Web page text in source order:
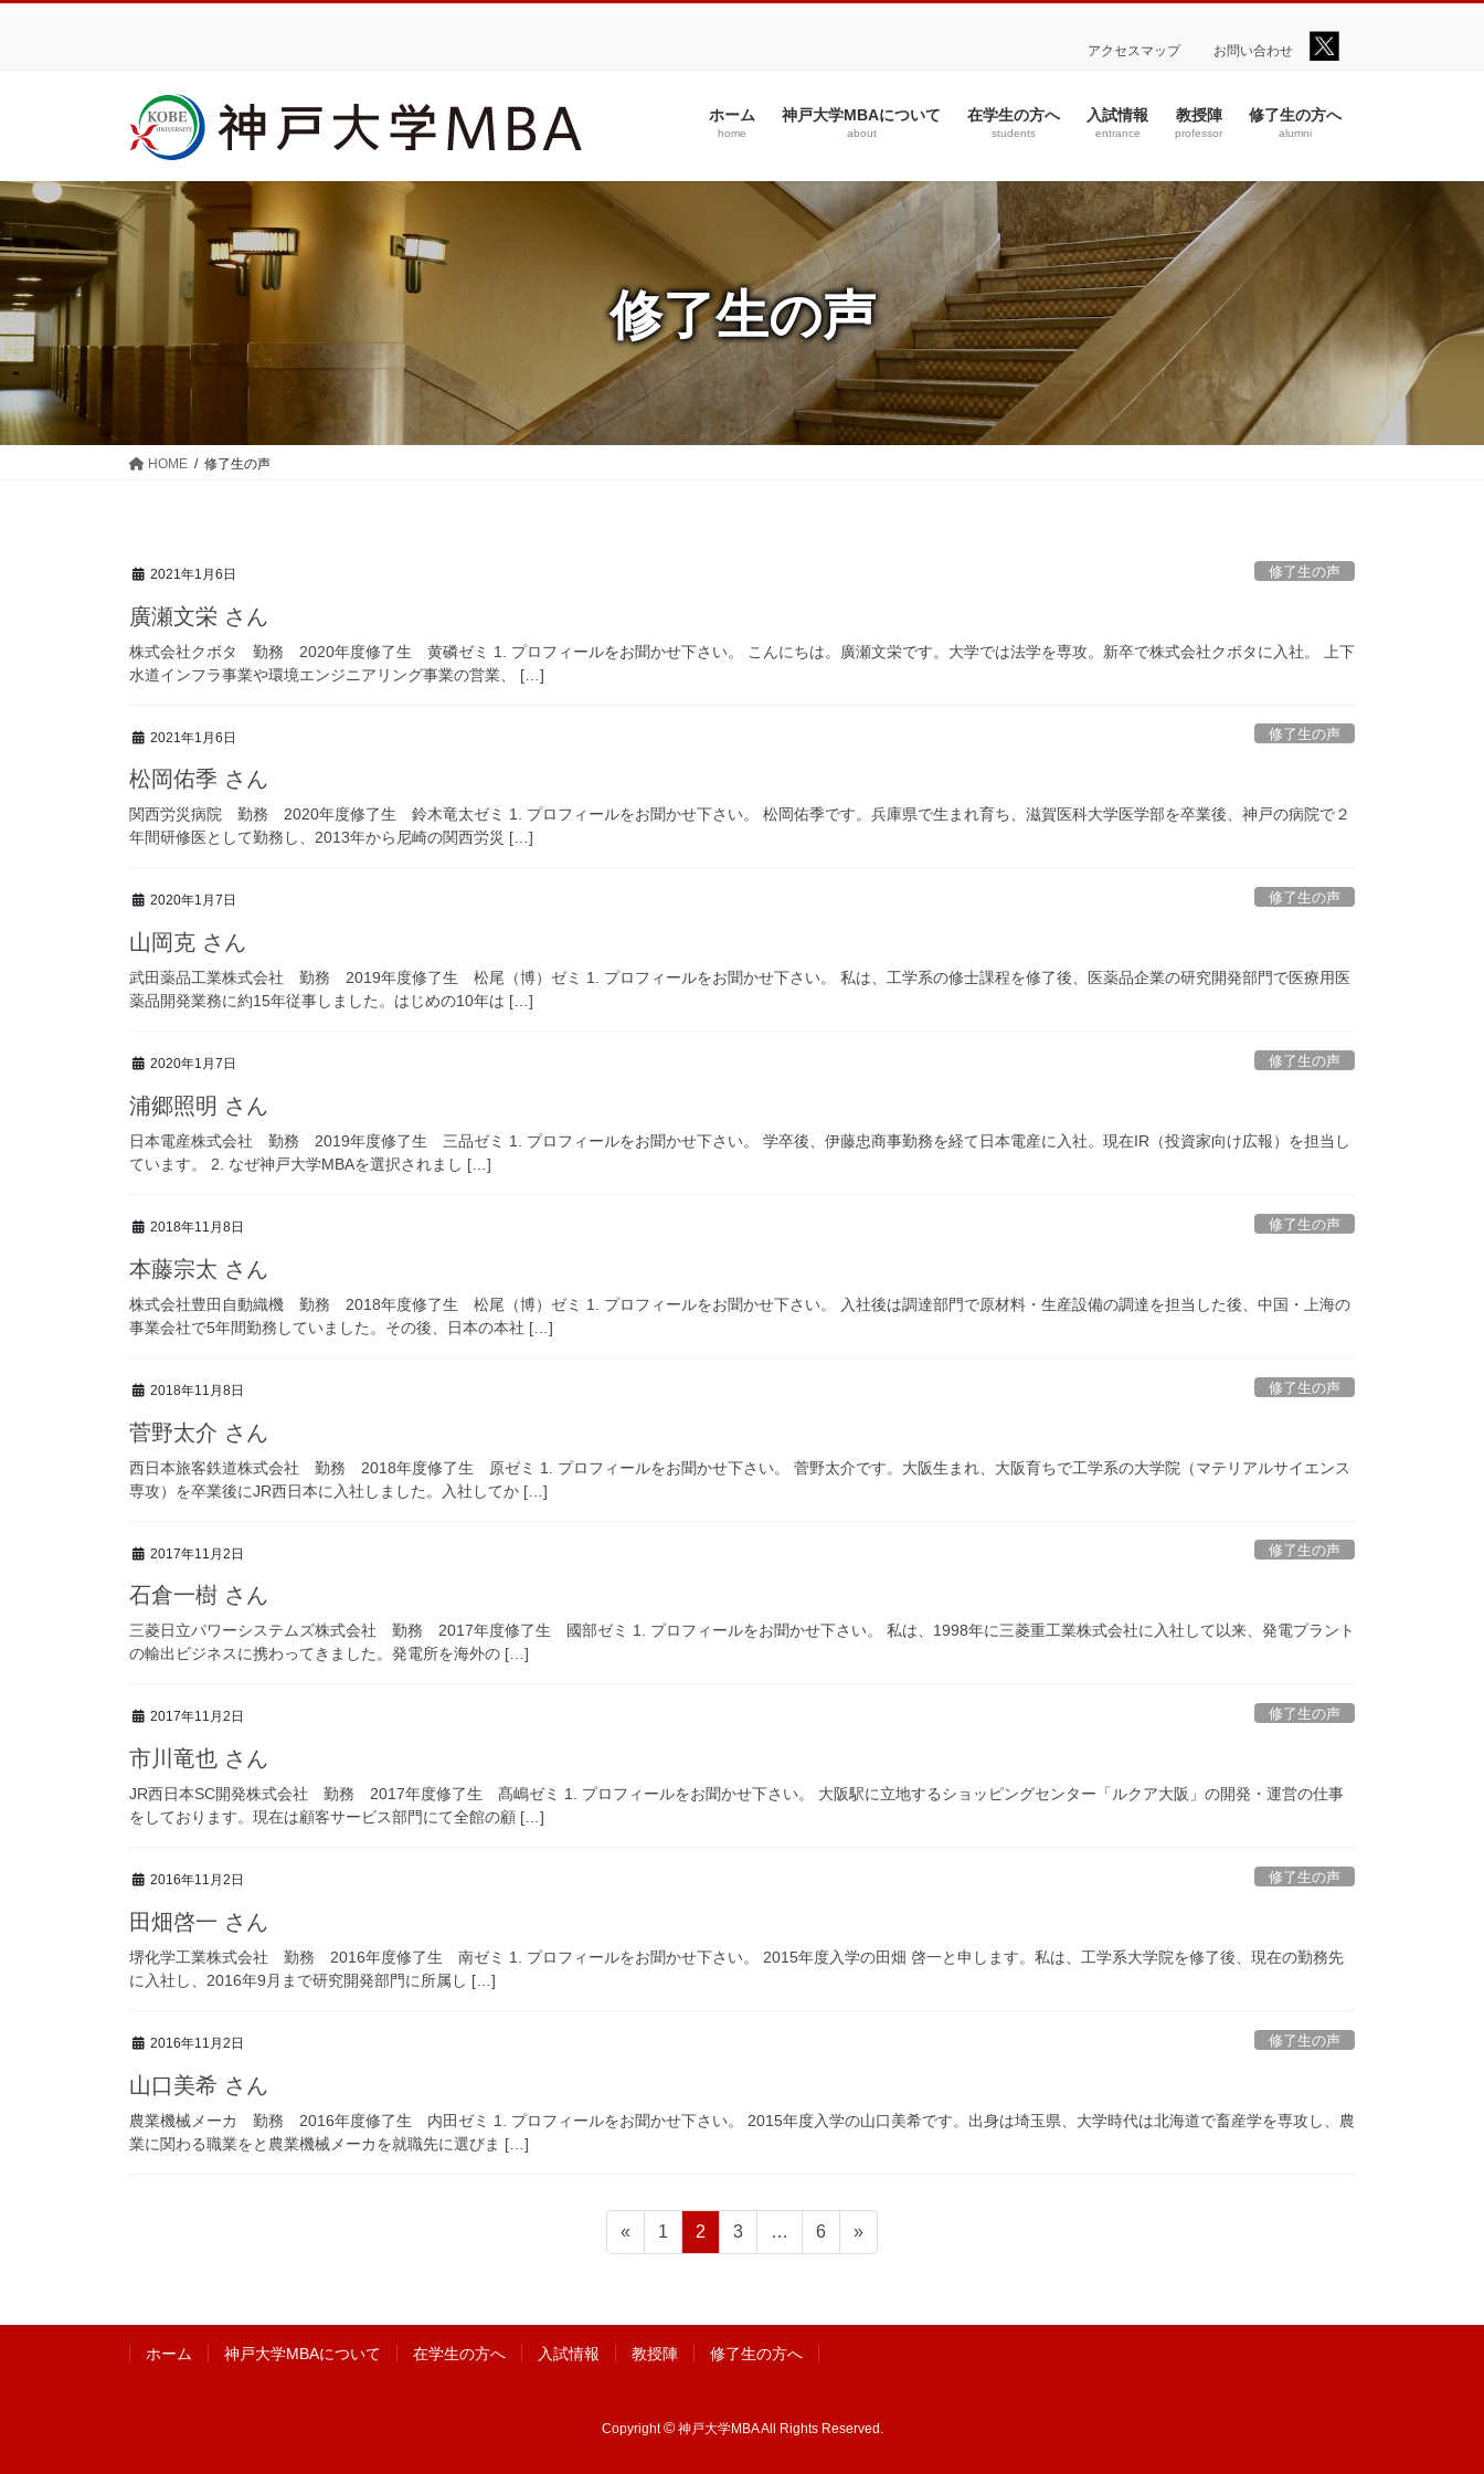
動
に
移
動
アクセスマップ お問い合わせ
ホーム
home
神戸大学MBAについて
about
在学生の方へ
students
入試情報
entrance
教授陣
professor
修了生の方へ
alumni
修了生の声
HOME 修了生の声
2021年1月6日 修了生の声
廣瀬文栄 さん
株式会社クボタ 勤務 2020年度修了生 黄磷ゼミ 1. プロフィールをお聞かせ下さい。 こんにちは。廣瀬文栄です。大学では法学を専攻。新卒で株式会社クボタに入社。 上下
水道インフラ事業や環境エンジニアリング事業の営業、 […]
2021年1月6日 修了生の声
松岡佑季 さん
関西労災病院 勤務 2020年度修了生 鈴木竜太ゼミ 1. プロフィールをお聞かせ下さい。 松岡佑季です。兵庫県で生まれ育ち、滋賀医科大学医学部を卒業後、神戸の病院で２
年間研修医として勤務し、2013年から尼崎の関西労災 […]
2020年1月7日 修了生の声
山岡克 さん
武田薬品工業株式会社 勤務 2019年度修了生 松尾（博）ゼミ 1. プロフィールをお聞かせ下さい。 私は、工学系の修士課程を修了後、医薬品企業の研究開発部門で医療用医
薬品開発業務に約15年従事しました。はじめの10年は […]
2020年1月7日 修了生の声
浦郷照明 さん
日本電産株式会社 勤務 2019年度修了生 三品ゼミ 1. プロフィールをお聞かせ下さい。 学卒後、伊藤忠商事勤務を経て日本電産に入社。現在IR（投資家向け広報）を担当し
ています。 2. なぜ神戸大学MBAを選択されまし […]
2018年11月8日 修了生の声
本藤宗太 さん
株式会社豊田自動織機 勤務 2018年度修了生 松尾（博）ゼミ 1. プロフィールをお聞かせ下さい。 入社後は調達部門で原材料・生産設備の調達を担当した後、中国・上海の
事業会社で5年間勤務していました。その後、日本の本社 […]
2018年11月8日 修了生の声
菅野太介 さん
西日本旅客鉄道株式会社 勤務 2018年度修了生 原ゼミ 1. プロフィールをお聞かせ下さい。 菅野太介です。大阪生まれ、大阪育ちで工学系の大学院（マテリアルサイエンス
専攻）を卒業後にJR西日本に入社しました。入社してか […]
2017年11月2日 修了生の声
石倉一樹 さん
三菱日立パワーシステムズ株式会社 勤務 2017年度修了生 國部ゼミ 1. プロフィールをお聞かせ下さい。 私は、1998年に三菱重工業株式会社に入社して以来、発電プラント
の輸出ビジネスに携わってきました。発電所を海外の […]
2017年11月2日 修了生の声
市川竜也 さん
JR西日本SC開発株式会社 勤務 2017年度修了生 髙嶋ゼミ 1. プロフィールをお聞かせ下さい。 大阪駅に立地するショッピングセンター「ルクア大阪」の開発・運営の仕事
をしております。現在は顧客サービス部門にて全館の顧 […]
2016年11月2日 修了生の声
田畑啓一 さん
堺化学工業株式会社 勤務 2016年度修了生 南ゼミ 1. プロフィールをお聞かせ下さい。 2015年度入学の田畑 啓一と申します。私は、工学系大学院を修了後、現在の勤務先
に入社し、2016年9月まで研究開発部門に所属し […]
2016年11月2日 修了生の声
山口美希 さん
農業機械メーカ 勤務 2016年度修了生 内田ゼミ 1. プロフィールをお聞かせ下さい。 2015年度入学の山口美希です。出身は埼玉県、大学時代は北海道で畜産学を専攻し、農
業に関わる職業をと農業機械メーカを就職先に選びま […]
ペ
ー
«
ペ
ー
1
ペ
ー
2
ペ
ー
3 …
ペ
ー
6 »
ホーム 神戸大学MBAについて 在学生の方へ 入試情報 教授陣 修了生の方へ
Copyright©神戸大学MBA All Rights Reserved.